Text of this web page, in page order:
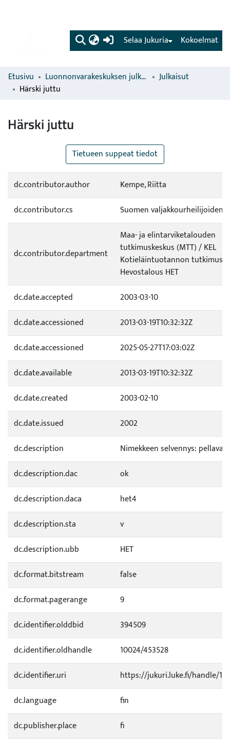
(current) Kokoelmat
Selaa Jukuria
Etusivu Luonnonvarakeskuksen julkaisut
Julkaisut
Härski juttu
Härski juttu
Tietueen suppeat tiedot
dc.contributor.author
Kempe, Riitta
dc.contributor.cs
Suomen valjakkourheilijoiden
dc.contributor.department
Maa- ja elintarviketalouden
tutkimuskeskus (MTT) / KEL
Kotieläintuotannon tutkimus /
Hevostalous HET
dc.date.accepted
2003-03-10
dc.date.accessioned
2013-03-19T10:32:32Z
dc.date.accessioned
2025-05-27T17:03:02Z
dc.date.available
2013-03-19T10:32:32Z
dc.date.created
2003-02-10
dc.date.issued
2002
dc.description
Nimekkeen selvennys:
dc.description.dac
ok
dc.description.daca
het4
dc.description.sta
v
dc.description.ubb
HET
dc.format.bitstream
false
dc.format.pagerange
9
dc.identifier.olddbid
394509
dc.identifier.oldhandle
10024/453528
dc.identifier.uri
https://jukuri.luke.fi/handle/
dc.language
fin
dc.publisher.place
fi